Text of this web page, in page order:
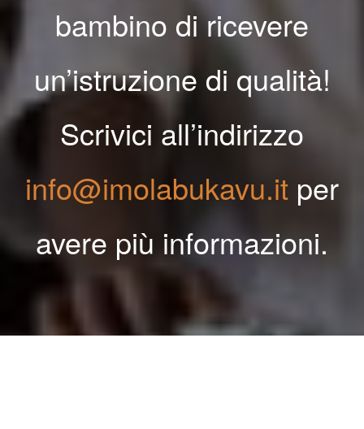
bambino di ricevere
un’istruzione di qualità!
Scrivici all’indirizzo
info@imolabukavu.it per
avere più informazioni.